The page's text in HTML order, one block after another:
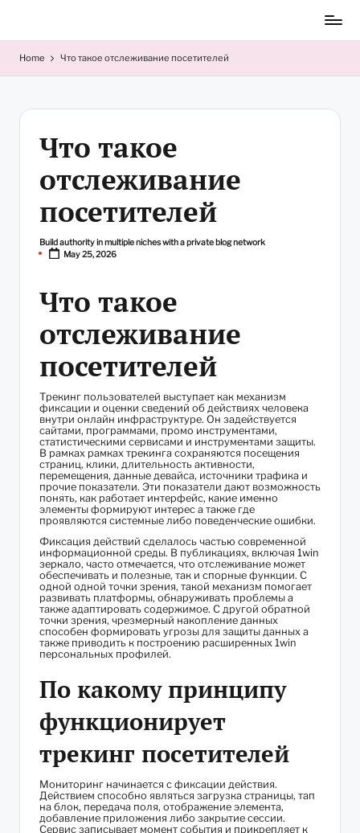
to
content
Home Что такое отслеживание посетителей
Что такое
отслеживание
посетителей
Posted
by
Build authority in multiple niches with a private blog network
May 25, 2026
Что такое
отслеживание
посетителей
Трекинг пользователей выступает как механизм
фиксации и оценки сведений об действиях человека
внутри онлайн инфраструктуре. Он задействуется
сайтами, программами, промо инструментами,
статистическими сервисами и инструментами защиты.
В рамках рамках трекинга сохраняются посещения
страниц, клики, длительность активности,
перемещения, данные девайса, источники трафика и
прочие показатели. Эти показатели дают возможность
понять, как работает интерфейс, какие именно
элементы формируют интерес а также где
проявляются системные либо поведенческие ошибки.
Фиксация действий сделалось частью современной
информационной среды. В публикациях, включая 1win
зеркало, часто отмечается, что отслеживание может
обеспечивать и полезные, так и спорные функции. С
одной одной точки зрения, такой механизм помогает
развивать платформы, обнаруживать проблемы а
также адаптировать содержимое. С другой обратной
точки зрения, чрезмерный накопление данных
способен формировать угрозы для защиты данных а
также приводить к построению расширенных 1win
персональных профилей.
По какому принципу
функционирует
трекинг посетителей
Мониторинг начинается с фиксации действия.
Действием способно являться загрузка страницы, тап
на блок, передача поля, отображение элемента,
добавление приложения либо закрытие сессии.
Сервис записывает момент события и прикрепляет к